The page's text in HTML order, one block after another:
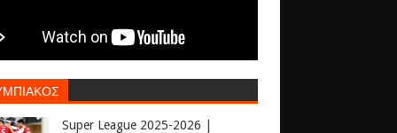
Super League 2025-2026 |